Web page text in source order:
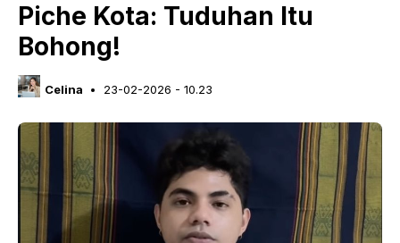
Piche Kota: Tuduhan Itu
Bohong!
Celina 23-02-2026 - 10.23